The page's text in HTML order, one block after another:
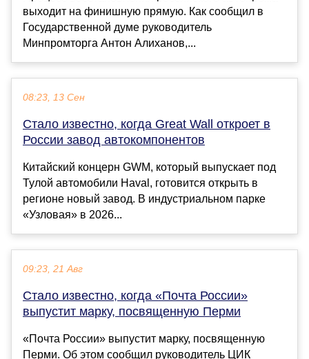
выходит на финишную прямую. Как сообщил в
Государственной думе руководитель
Минпромторга Антон Алиханов,...
08:23, 13 Сен
Стало известно, когда Great Wall откроет в
России завод автокомпонентов
Китайский концерн GWM, который выпускает под
Тулой автомобили Haval, готовится открыть в
регионе новый завод. В индустриальном парке
«Узловая» в 2026...
09:23, 21 Авг
Стало известно, когда «Почта России»
выпустит марку, посвященную Перми
«Почта России» выпустит марку, посвященную
Перми. Об этом сообщил руководитель ЦИК